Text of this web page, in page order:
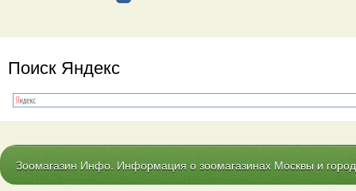
Поиск Яндекс
Зоомагазин Инфо. Информация о зоомагазинах Москвы и